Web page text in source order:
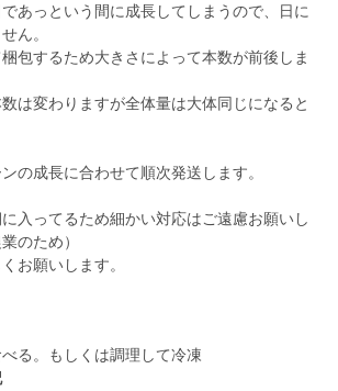
あっという間に成長してしまうので、日に
ん。
包するため大きさによって本数が前後しま
は変わりますが全体量は大体同じになると
の成長に合わせて順次発送します。
入ってるため細かい対応はご遠慮お願いし
のため）
お願いします。
る。もしくは調理して冷凍